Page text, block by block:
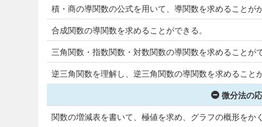
積・商の導関数の公式を用いて、導関数を求めることが
合成関数の導関数を求めることができる。
三角関数・指数関数・対数関数の導関数を求めることが
逆三角関数を理解し、逆三角関数の導関数を求めること
微分法の
関数の増減表を書いて、極値を求め、グラフの概形をか